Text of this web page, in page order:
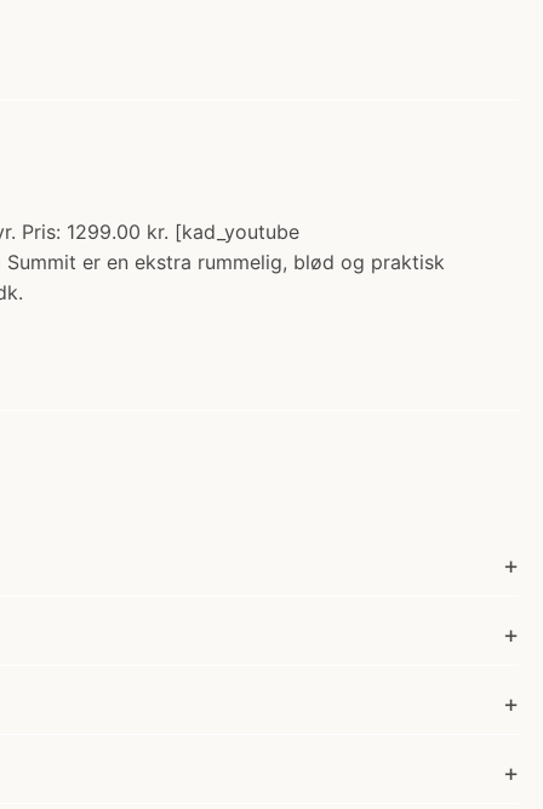
Pris: 1299.00 kr. [kad_youtube
er en ekstra rummelig, blød og praktisk